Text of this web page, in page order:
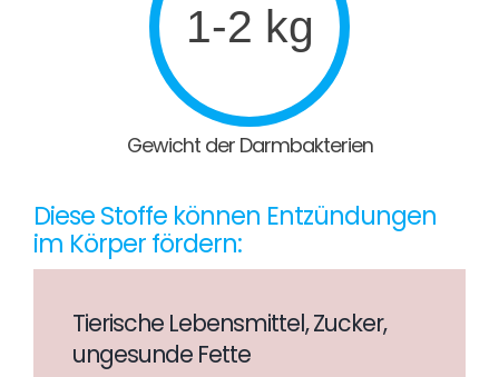
1-2 kg
Gewicht der Darmbakterien
Diese Stoffe können Entzündungen
im Körper fördern:
Tierische Lebensmittel, Zucker,
ungesunde Fette